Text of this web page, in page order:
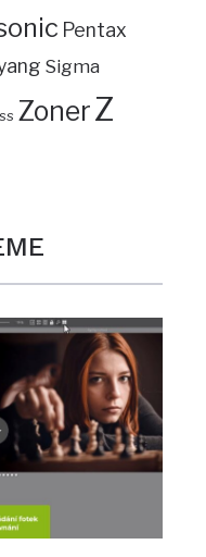
Pentax
Sigma
ZonerZ